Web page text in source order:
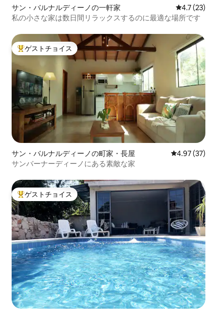
サン・バルナルディーノの一軒家 レビュー23
4.7 (23)
私の小さな家は数日間リラックスするのに最適な場所です
大好評のゲストチョイスです。
ゲストチョイス
サン・バルナルディーノの町家・長屋 レビュー37
4.97 (37)
サンバーナーディーノにある素敵な家
大好評のゲストチョイスです。
ゲストチョイス